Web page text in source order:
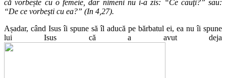
că vorbește cu o femeie, dar nimeni nu i-a zis: “Ce cauţi?” sau:
“De ce vorbeşti cu ea?” (In 4,27).
Așadar, când Isus îi spune să îl aducă pe bărbatul ei, ea nu îi spune
lui Isus că a avut deja